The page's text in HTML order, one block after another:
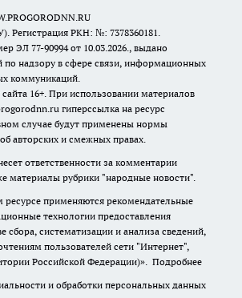
РКН: №: 7378360181.
ЭЛ 77-90994 от 10.03.2026., выдано
по надзору в сфере связи, информационных
коммуникаций.
сайта 16+. При использовании материалов
гиперссылка на ресурс
случае будут применены нормы
авторских и смежных правах.
ответственности за комментарии
материалы рубрики "народные новости".
применяются рекомендательные
технологии предоставления
сбора, систематизации и анализа сведений,
пользователей сети "Интернет",
Российской Федерации)». Подробнее
и обработки персональных данных